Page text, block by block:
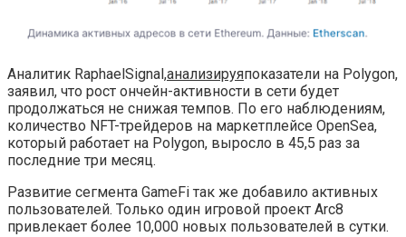
Аналитик RaphaelSignal,анализируяпоказатели на Polygon,
заявил, что рост ончейн-активности в сети будет
продолжаться не снижая темпов. По его наблюдениям,
количество NFT-трейдеров на маркетплейсе OpenSea,
который работает на Polygon, выросло в 45,5 раз за
последние три месяц.
Развитие сегмента GameFi так же добавило активных
пользователей. Только один игровой проект Arc8
привлекает более 10,000 новых пользователей в сутки.